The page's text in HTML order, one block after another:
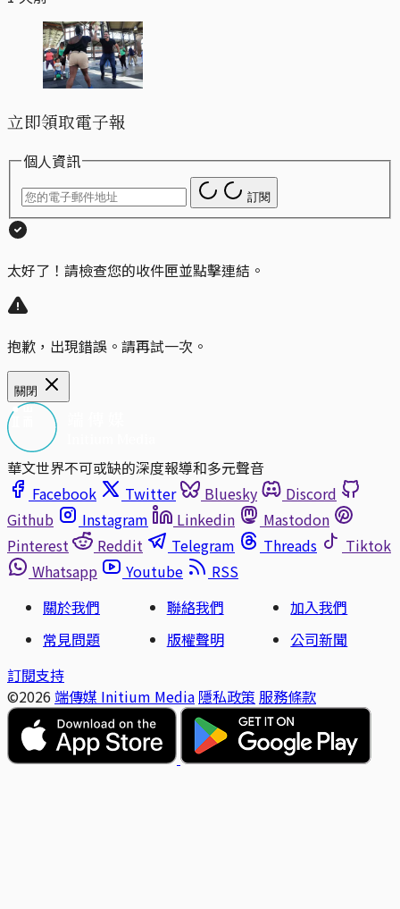
立即領取電子報
個人資訊
訂閱
太好了！請檢查您的收件匣並點擊連結。
抱歉，出現錯誤。請再試一次。
關閉
華文世界不可或缺的深度報導和多元聲音
Facebook
Twitter Bluesky
Discord
Github
Instagram Linkedin
Mastodon
Pinterest
Reddit Telegram Threads
Tiktok
Whatsapp
Youtube
RSS
關於我們
聯絡我們
加入我們
常見問題
版權聲明
公司新聞
訂閱支持
©2026 端傳媒 Initium Media 隱私政策 服務條款